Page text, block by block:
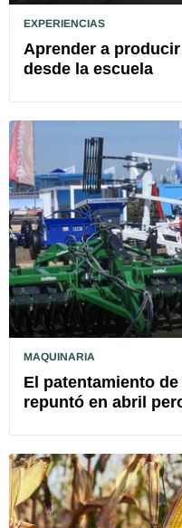
EXPERIENCIAS
Aprender a
desde la escuela
MAQUINARIA
El patentamiento
repuntó en abril